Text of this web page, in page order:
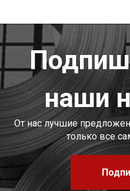
наши
От нас лучшие
только все